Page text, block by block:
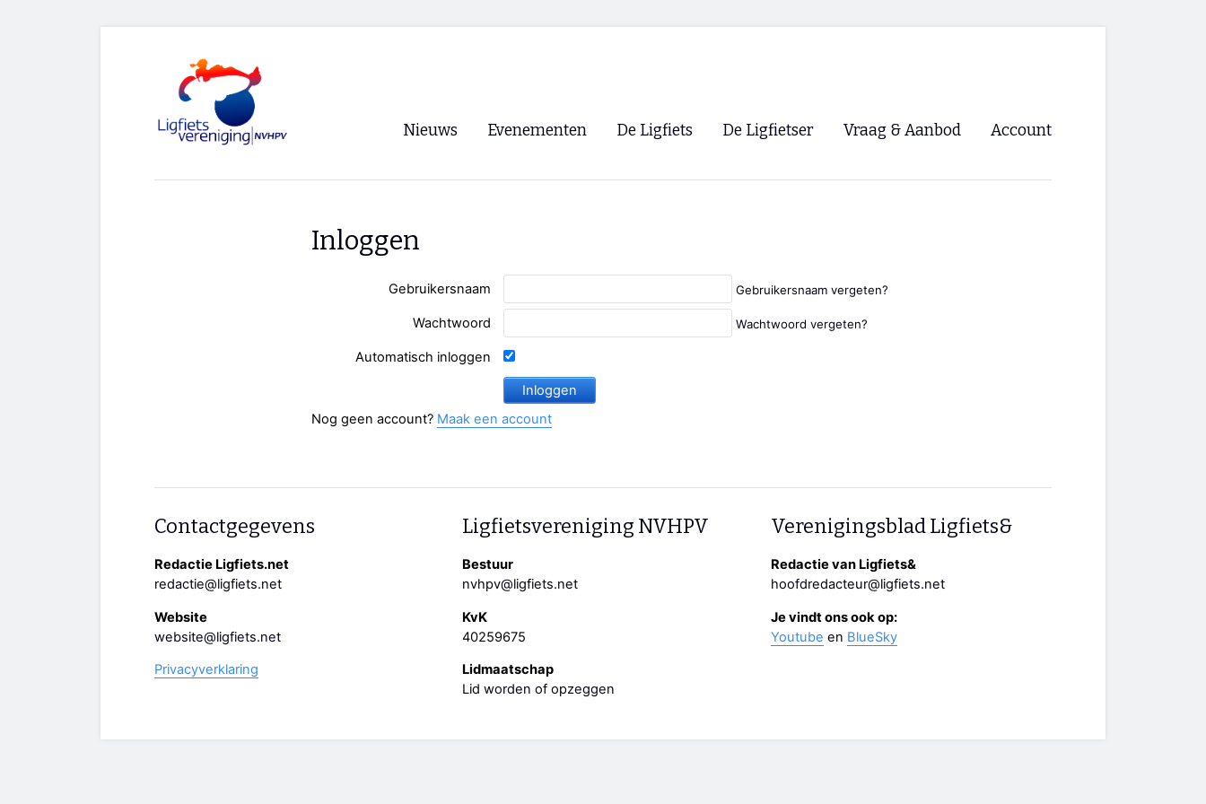
Nieuws Evenementen
Paastreffen
Oliebollentocht
De Ligfiets De Ligfietser
Lokale Fietsverenigingen
Vraag & Aanbod Account
Inloggen
Gebruikersnaam Gebruikersnaam vergeten?
Wachtwoord Wachtwoord vergeten?
Automatisch inloggen
Nog geen account? Maak een account
Contactgegevens
Redactie Ligfiets.net
redactie@ligfiets.net
Website
website@ligfiets.net
Privacyverklaring
Ligfietsvereniging NVHPV
Bestuur
nvhpv@ligfiets.net
KvK
40259675
Lidmaatschap
Lid worden of opzeggen
Verenigingsblad Ligfiets&
Redactie van Ligfiets&
hoofdredacteur@ligfiets.net
Je vindt ons ook op:
Youtube en BlueSky